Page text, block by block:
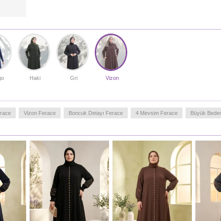
Haki Gri Vizon
Vizon Ferace Boncuk Detayı Ferace 4 Mevsim Ferace Büyük